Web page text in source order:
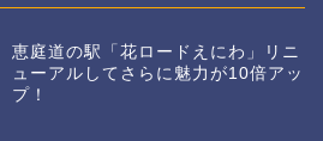
恵庭道の駅「花ロードえにわ」リニ
ューアルしてさらに魅力が10倍アッ
プ！